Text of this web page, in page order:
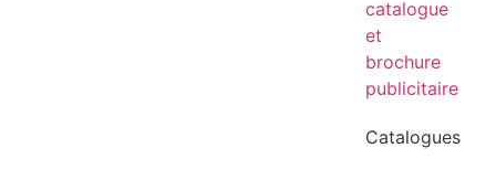
Catalogues